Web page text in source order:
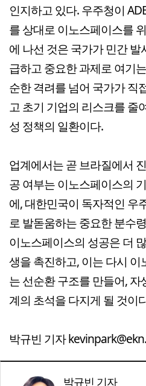
인지하고 있다. 우주청이
를 상대로 이노스페이스를
에 나선 것은 국가가 민간 발
급하고 중요한 과제로 여기
순한 격려를 넘어 국가가 직
고 초기 기업의 리스크를 줄
성 정책의 일환이다.
업계에서는 곧 브라질에서
공 여부는 이노스페이스의
에, 대한민국이 독자적인 우
로 발돋움하는 중요한 분수
이노스페이스의 성공은 더
생을 촉진하고, 이는 다시
는 선순환 구조를 만들어,
계의 초석을 다지게 될 것이
박규빈 기자
박규빈 기자